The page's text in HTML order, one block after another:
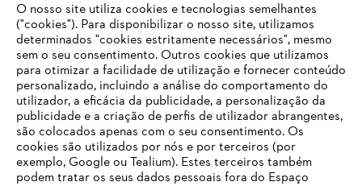
Opções de pagamento
Empresa
O nosso site utiliza cookies e tecnologias semelhantes
("cookies"). Para disponibilizar o nosso site, utilizamos
determinados "cookies estritamente necessários", mesmo
sem o seu consentimento. Outros cookies que utilizamos
para otimizar a facilidade de utilização e fornecer conteúdo
personalizado, incluindo a análise do comportamento do
utilizador, a eficácia da publicidade, a personalização da
publicidade e a criação de perfis de utilizador abrangentes,
são colocados apenas com o seu consentimento. Os
cookies são utilizados por nós e por terceiros (por
exemplo, Google ou Tealium). Estes terceiros também
podem tratar os seus dados pessoais fora do Espaço